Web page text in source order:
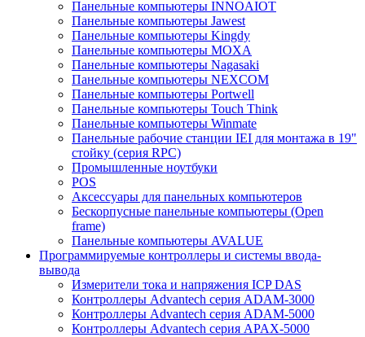
Панельные компьютеры INNOAIOT
Панельные компьютеры Jawest
Панельные компьютеры Kingdy
Панельные компьютеры MOXA
Панельные компьютеры Nagasaki
Панельные компьютеры NEXCOM
Панельные компьютеры Portwell
Панельные компьютеры Touch Think
Панельные компьютеры Winmate
Панельные рабочие станции IEI для монтажа в 19"
стойку (серия RPC)
Промышленные ноутбуки
POS
Аксессуары для панельных компьютеров
Бескорпусные панельные компьютеры (Open
frame)
Панельные компьютеры AVALUE
Программируемые контроллеры и системы ввода-
вывода
Измерители тока и напряжения ICP DAS
Контроллеры Advantech серия ADAM-3000
Контроллеры Advantech серия ADAM-5000
Контроллеры Advantech серия APAX-5000